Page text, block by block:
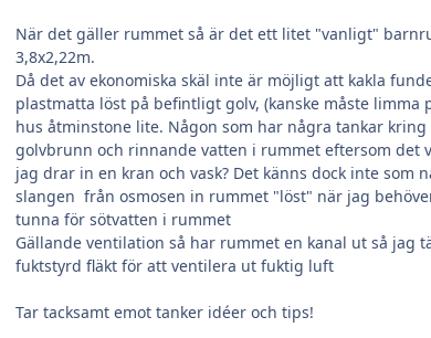
När det gäller rummet så är det ett litet "vanligt"
3,8x2,22m.
Då det av ekonomiska skäl inte är möjligt att kakla
plastmatta löst på befintligt golv, (kanske måste limma
hus åtminstone lite. Någon som har några tankar kring
golvbrunn och rinnande vatten i rummet eftersom det
jag drar in en kran och vask? Det känns dock inte som
slangen från osmosen in rummet "löst" när jag
tunna för sötvatten i rummet
Gällande ventilation så har rummet en kanal ut så jag
fuktstyrd fläkt för att ventilera ut fuktig luft
Tar tacksamt emot tanker idéer och tips!